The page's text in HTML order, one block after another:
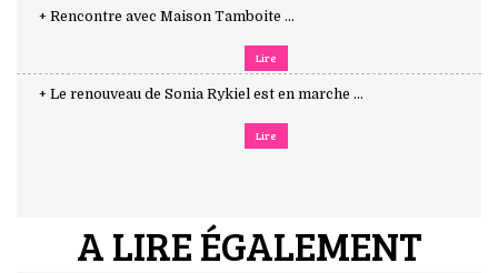
+ Rencontre avec Maison Tamboite ...
Lire
+ Le renouveau de Sonia Rykiel est en marche ...
Lire
A LIRE ÉGALEMENT